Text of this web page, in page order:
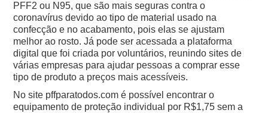
PFF2 ou N95, que são mais seguras contra o
coronavírus devido ao tipo de material usado na
confecção e no acabamento, pois elas se ajustam
melhor ao rosto.Já pode ser acessada a plataforma
digital que foi criada por voluntários, reunindo sites de
várias empresas para ajudar pessoas a comprar esse
tipo de produto a preços mais acessíveis.
No site pffparatodos.com é possível encontrar o
equipamento de proteção individual por R$1,75 sem a